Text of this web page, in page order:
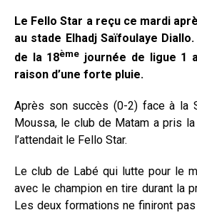
Le Fello Star a reçu ce mardi
au stade Elhadj Saïfoulaye
de la 18ème journée de ligue 1
raison d’une forte pluie.
Après son succès (0-2) face à la
Moussa, le club de Matam a pris
l’attendait le Fello Star.
Le club de Labé qui lutte pour le
avec le champion en tire durant la
Les deux formations ne finiront